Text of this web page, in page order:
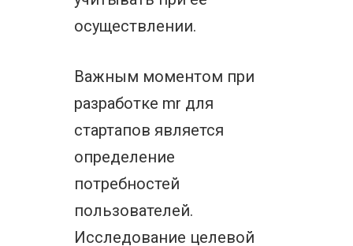
осуществлении.
Важным моментом при
разработке mr для
стартапов является
определение
потребностей
пользователей.
Исследование целевой